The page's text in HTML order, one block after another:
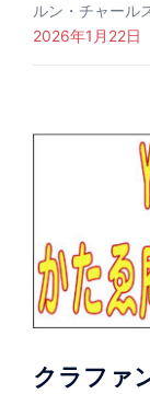
ルン・チャール
2026年1月22日
クラファ